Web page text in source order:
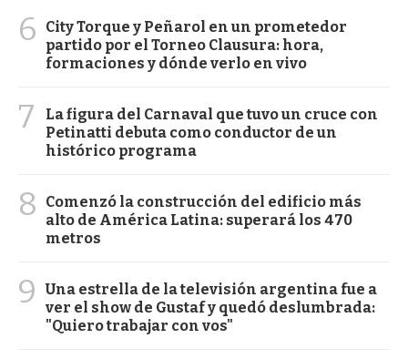
6
City Torque y Peñarol en un prometedor
partido por el Torneo Clausura: hora,
formaciones y dónde verlo en vivo
7
La figura del Carnaval que tuvo un cruce con
Petinatti debuta como conductor de un
histórico programa
8
Comenzó la construcción del edificio más
alto de América Latina: superará los 470
metros
9
Una estrella de la televisión argentina fue a
ver el show de Gustaf y quedó deslumbrada:
"Quiero trabajar con vos"